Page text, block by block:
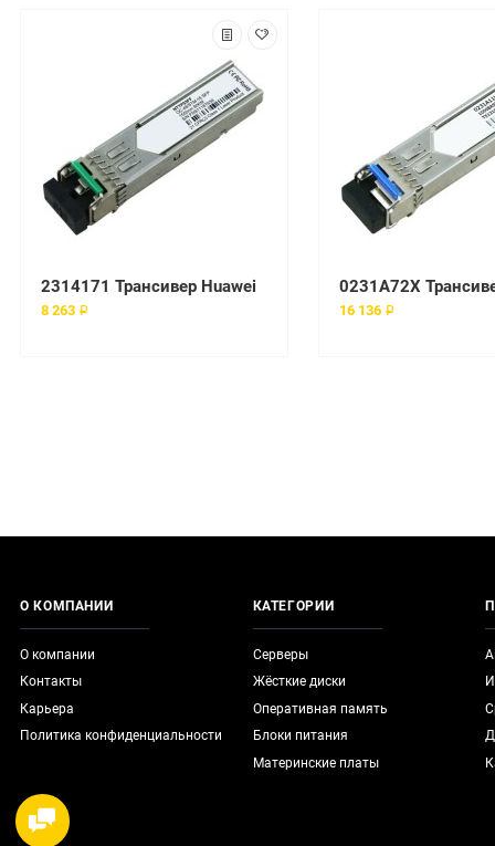
2314171 Трансивер Huawei
8 263 ₽ 16 136 ₽
О КОМПАНИИ
О компании
Контакты
Карьера
Политика конфиденциальности
КАТЕГОРИИ
Серверы
Жёсткие диски
Оперативная память
Блоки питания
Материнские платы